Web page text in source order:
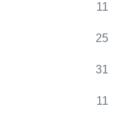
11
25
31
11